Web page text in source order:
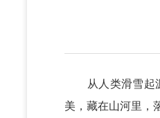
从人类滑雪起源
美，藏在山河里，